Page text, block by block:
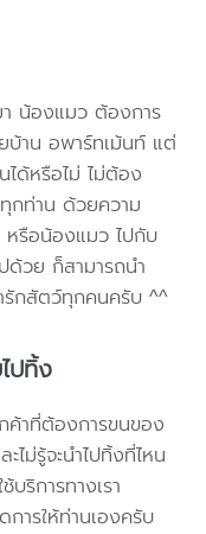
น้องแมว ต้องการ
บ้าน อพาร์ทเม้นท์ แต่
ได้หรือไม่ ไม่ต้อง
กท่าน ด้วยความ
หรือน้องแมว ไปกับ
ด้วย ก็สามารถนำ
รักสัตว์ทุกคนครับ ^^
ปทิ้ง
ค้าที่ต้องการขนของ
ไม่รู้จะนำไปทิ้งที่ไหน
ริการทางเรา
การให้ท่านเองครับ